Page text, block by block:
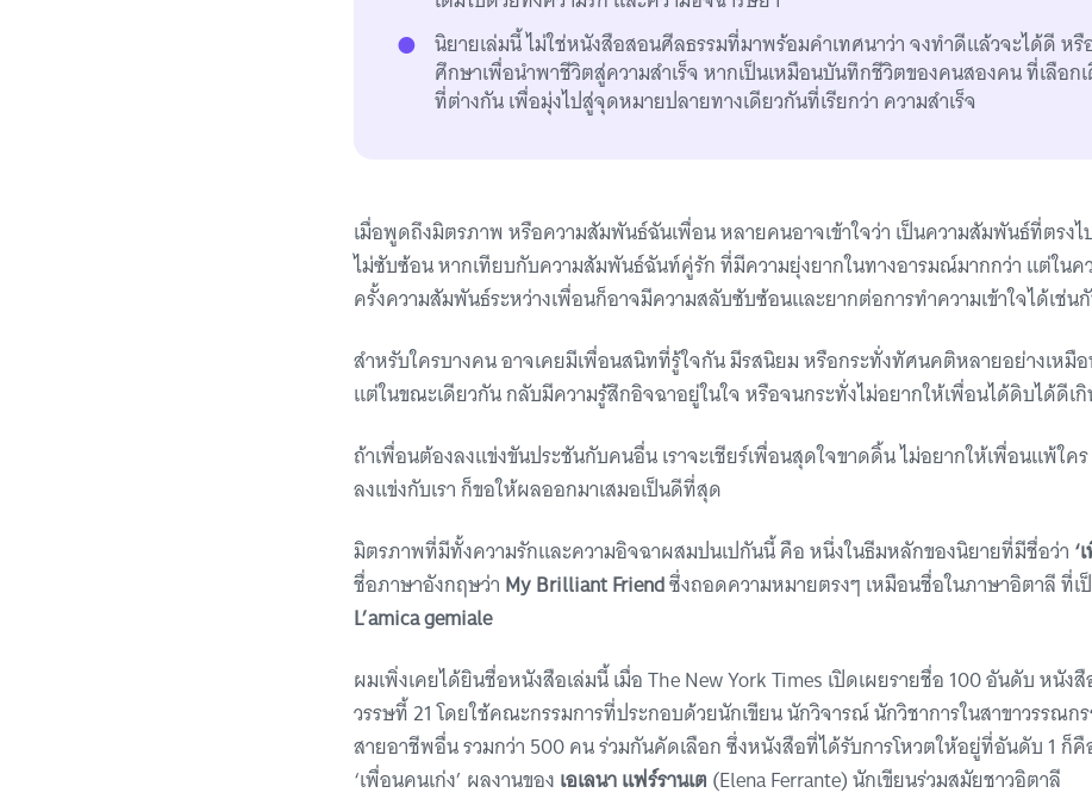
นิยายเล่มนี้ ไม่ใช่หนังสือสอนศีลธรรมที่มาพร้อมคำเทศนาว่า จงทำดีแล้วจะได้ดี ห
ศึกษาเพื่อนำพาชีวิตสู่ความสำเร็จ หากเป็นเหมือนบันทึกชีวิตของคนสองคน ที่เลือก
ที่ต่างกัน เพื่อมุ่งไปสู่จุดหมายปลายทางเดียวกันที่เรียกว่า ความสำเร็จ
เมื่อพูดถึงมิตรภาพ หรือความสัมพันธ์ฉันเพื่อน หลายคนอาจเข้าใจว่า เป็นความสัมพันธ์ที่ตรงไ
ไม่ซับซ้อน หากเทียบกับความสัมพันธ์ฉันท์คู่รัก ที่มีความยุ่งยากในทางอารมณ์มากกว่า แต่ในค
ครั้งความสัมพันธ์ระหว่างเพื่อนก็อาจมีความสลับซับซ้อนและยากต่อการทำความเข้าใจได้เช่น
สำหรับใครบางคน อาจเคยมีเพื่อนสนิทที่รู้ใจกัน มีรสนิยม หรือกระทั่งทัศนคติหลายอย่างเหมื
แต่ในขณะเดียวกัน กลับมีความรู้สึกอิจฉาอยู่ในใจ หรือจนกระทั่งไม่อยากให้เพื่อนได้ดิบได้ดีเกิ
ถ้าเพื่อนต้องลงแข่งขันประชันกับคนอื่น เราจะเชียร์เพื่อนสุดใจขาดดิ้น ไม่อยากให้เพื่อนแพ้ใค
ลงแข่งกับเรา ก็ขอให้ผลออกมาเสมอเป็นดีที่สุด
มิตรภาพที่มีทั้งความรักและความอิจฉาผสมปนเปกันนี้ คือ หนึ่งในธีมหลักของนิยายที่มีชื่อว่า ‘
ชื่อภาษาอังกฤษว่า My Brilliant Friendซึ่งถอดความหมายตรงๆ เหมือนชื่อในภาษาอิตาลี ที่เ
L’amica gemiale
ผมเพิ่งเคยได้ยินชื่อหนังสือเล่มนี้ เมื่อ The New York Times เปิดเผยรายชื่อ 100 อันดับ หนั
วรรษที้ 21 โดยใช้คณะกรรมการที่ประกอบด้วยนักเขียน นักวิจารณ์ นักวิชาการในสาขาวรรณก
สายอาชีพอื่น รวมกว่า 500 คน ร่วมกันคัดเลือก ซึ่งหนังสือที่ได้รับการโหวตให้อยู่ที่อันดับ 1 ก็คื
‘เพื่อนคนเก่ง’ ผลงานของ เอเลนา แฟร์รานเต (Elena Ferrante) นักเขียนร่วมสมัยชาวอิตาลี